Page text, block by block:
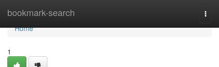
bookmark-search
Home
Home
1